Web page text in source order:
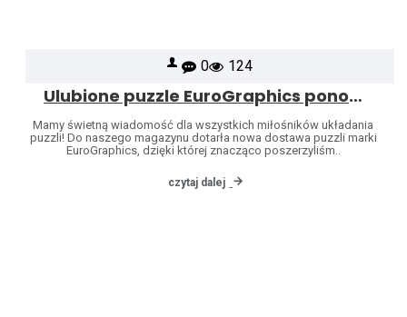
0 124
Ulubione puzzle EuroGraphics ponownie dostępne – poszerzyliśmy naszą ofertę o kolejne wzory!
Mamy świetną wiadomość dla wszystkich miłośników układania
puzzli! Do naszego magazynu dotarła nowa dostawa puzzli marki
EuroGraphics, dzięki której znacząco poszerzyliśm..
czytaj dalej